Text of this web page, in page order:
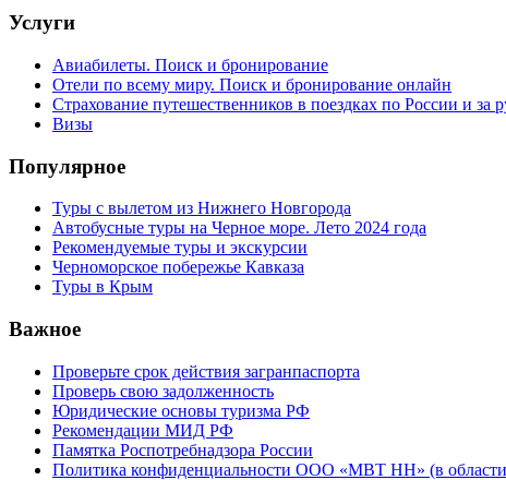
Услуги
Авиабилеты. Поиск и бронирование
Отели по всему миру. Поиск и бронирование онлайн
Страхование путешественников в поездках по России и за
Визы
Популярное
Туры с вылетом из Нижнего Новгорода
Автобусные туры на Черное море. Лето 2024 года
Рекомендуемые туры и экскурсии
Черноморское побережье Кавказа
Туры в Крым
Важное
Проверьте срок действия загранпаспорта
Проверь свою задолженность
Юридические основы туризма РФ
Рекомендации МИД РФ
Памятка Роспотребнадзора России
Политика конфиденциальности ООО «МВТ НН» (в